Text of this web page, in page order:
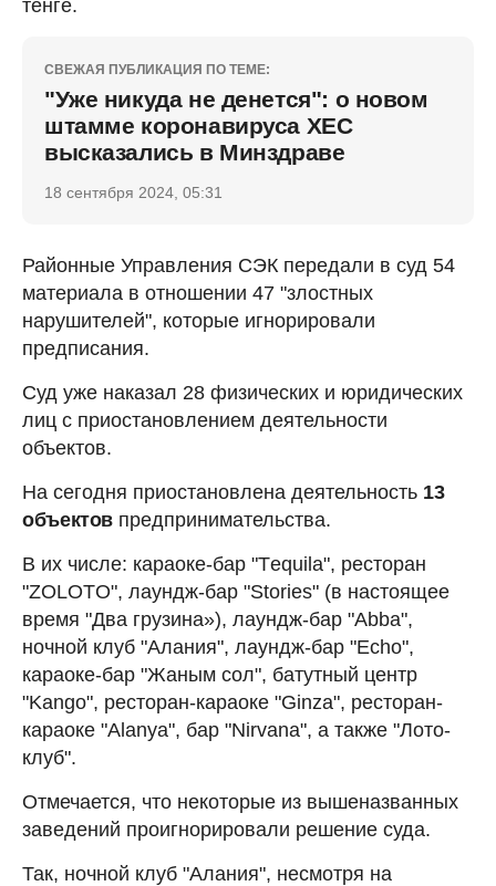
тенге.
СВЕЖАЯ ПУБЛИКАЦИЯ ПО ТЕМЕ:
"Уже никуда не денется": о новом
штамме коронавируса ХЕС
высказались в Минздраве
18 сентября 2024, 05:31
Районные Управления СЭК передали в суд 54
материала в отношении 47 "злостных
нарушителей", которые игнорировали
предписания.
Суд уже наказал 28 физических и юридических
лиц с приостановлением деятельности
объектов.
На сегодня приостановлена деятельность 13
объектов предпринимательства.
В их числе: караоке-бар "Тequila", ресторан
"ZOLOTO", лаундж-бар "Stories" (в настоящее
время "Два грузина»), лаундж-бар "Abba",
ночной клуб "Алания", лаундж-бар "Echo",
караоке-бар "Жаным сол", батутный центр
"Kango", ресторан-караоке "Ginza", ресторан-
караоке "Alanya", бар "Nirvana", а также "Лото-
клуб".
Отмечается, что некоторые из вышеназванных
заведений проигнорировали решение суда.
Так, ночной клуб "Алания", несмотря на